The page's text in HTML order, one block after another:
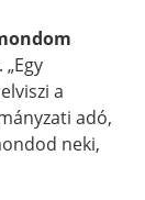
a
adó,
neki,